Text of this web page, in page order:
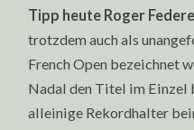
Tipp heute Roger
trotzdem auch als
French Open bezeichnet
Nadal den Titel im Einzel
alleinige Rekordhalter